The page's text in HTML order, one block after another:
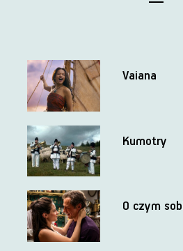
Vaiana
Kumotry
O czym